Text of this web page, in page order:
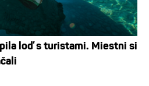
loď s turistami. Miestni si